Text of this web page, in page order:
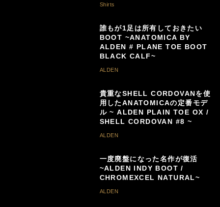
Shirts
誰もが1足は所有しておきたい
BOOT ~ANATOMICA BY
ALDEN # PLANE TOE BOOT
BLACK CALF~
ALDEN
貴重なSHELL CORDOVANを使
用したANATOMICAの定番モデ
ル ~ ALDEN PLAIN TOE OX /
SHELL CORDOVAN #8 ~
ALDEN
一度廃盤になった名作が復活
~ALDEN INDY BOOT /
CHROMEXCEL NATURAL~
ALDEN